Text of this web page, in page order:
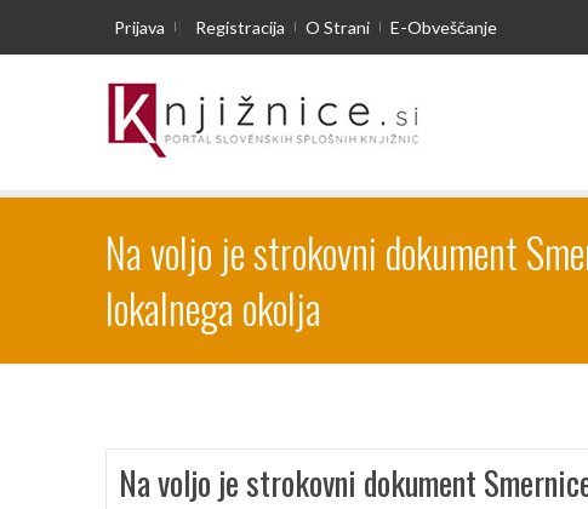
Prijava | Registracija O Strani E-Obveščanje
Na voljo je strokovni dokument
lokalnega okolja
Na voljo je strokovni dokument